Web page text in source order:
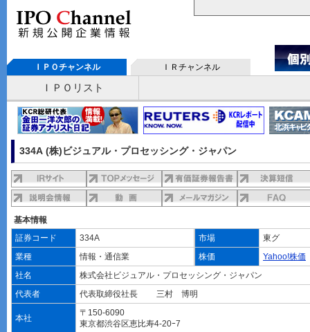
ＩＰＯチャンネル ＩＲチャンネル
ＩＰＯリスト
334A (株)ビジュアル・プロセッシング・ジャパン
基本情報
証券コード
334A 市場
東グ
業種
情報・通信業 株価
Yahoo!株価
社名
株式会社ビジュアル・プロセッシング・ジャパン
代表者
代表取締役社長 三村 博明
本社
〒150-6090
東京都渋谷区恵比寿4-20ｰ7